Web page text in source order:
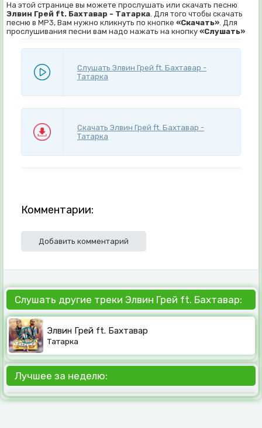
На этой странице вы можете прослушать или скачать песню
Элвин Грей ft. Бахтавар - Татарка. Для того чтобы скачать
песню в MP3, Вам нужно кликнуть по кнопке «Скачать». Для
прослушивания песни вам надо нажать на кнопку «Слушать»
Слушать Элвин Грей ft. Бахтавар -
Татарка
Скачать Элвин Грей ft. Бахтавар -
Татарка
Комментарии:
Добавить комментарий
Слушать другие треки Элвин Грей ft. Бахтавар:
Элвин Грей ft. Бахтавар
Татарка
Лучшее за неделю: